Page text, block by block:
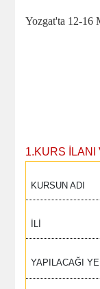
Yozgat'ta 12-16
1.KURS İLANI
KURSUN ADI
İLİ
YAPILACAĞI